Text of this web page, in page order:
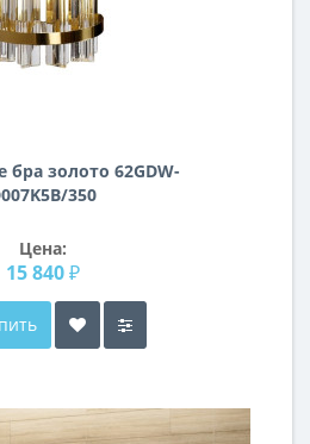
бра золото 62GDW-
350
Цена:
15 840 ₽